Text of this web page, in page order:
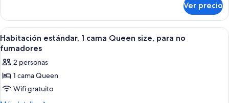
camas
Queen
size,
para
fumadores
estándar,
camas
Queen
para
fumadores
Ver precio
Abrir
todas
las
fotos
de
Habitación
Habitación de hotel compacta con
34
Habitación estándar, 1 cama Queen size, para no
fumadores
2 personas
1 cama Queen
Wifi gratuito